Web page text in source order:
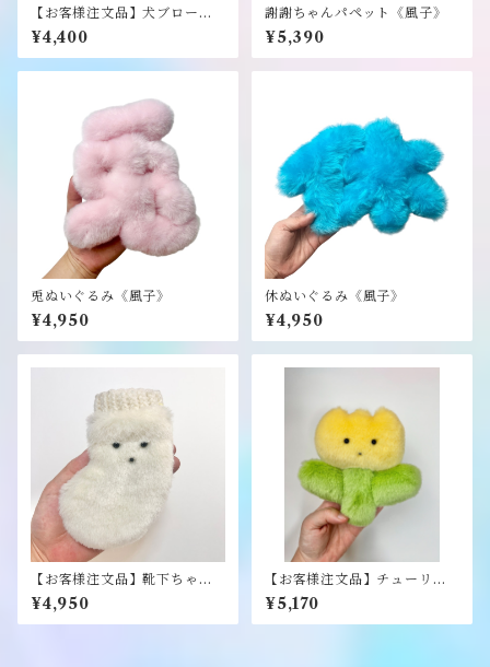
【お客様注文品】犬ブローチ/
ブルー《風子》
¥4,400
謝謝ちゃんパペット《風子》
¥5,390
兎ぬいぐるみ《風子》
¥4,950
休ぬいぐるみ《風子》
¥4,950
【お客様注文品】靴下ちゃん
ぬいぐるみ（ホワイト）《風
子》
¥4,950
【お客様注文品】チューリッ
プぬいぐるみ（イエロー）
《風子》
¥5,170